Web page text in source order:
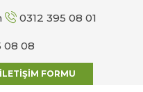
0312 395 08 01
08 08
İLETİŞİM FORMU